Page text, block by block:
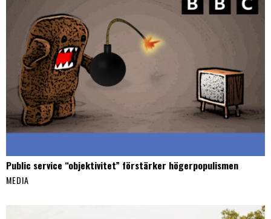
Public service “objektivitet” förstärker högerpopulismen
MEDIA